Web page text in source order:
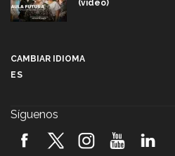
(video)
2026! (video)
CAMBIAR IDIOMA
ES
Síguenos